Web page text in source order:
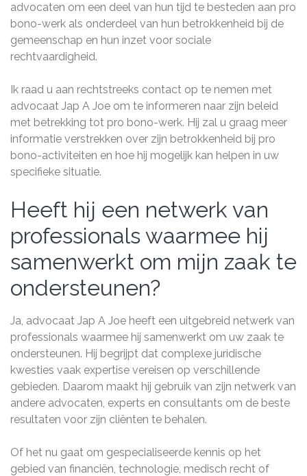
advocaten om een deel van hun tijd te besteden aan pro
bono-werk als onderdeel van hun betrokkenheid bij de
gemeenschap en hun inzet voor sociale
rechtvaardigheid.
Ik raad u aan rechtstreeks contact op te nemen met
advocaat Jap A Joe om te informeren naar zijn beleid
met betrekking tot pro bono-werk. Hij zal u graag meer
informatie verstrekken over zijn betrokkenheid bij pro
bono-activiteiten en hoe hij mogelijk kan helpen in uw
specifieke situatie.
Heeft hij een netwerk van
professionals waarmee hij
samenwerkt om mijn zaak te
ondersteunen?
Ja, advocaat Jap A Joe heeft een uitgebreid netwerk van
professionals waarmee hij samenwerkt om uw zaak te
ondersteunen. Hij begrijpt dat complexe juridische
kwesties vaak expertise vereisen op verschillende
gebieden. Daarom maakt hij gebruik van zijn netwerk van
andere advocaten, experts en consultants om de beste
resultaten voor zijn cliënten te behalen.
Of het nu gaat om gespecialiseerde kennis op het
gebied van financiën, technologie, medisch recht of